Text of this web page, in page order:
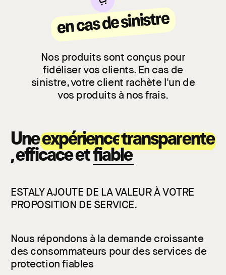
en cas de sinistre
Nos produits sont conçus pour
fidéliser vos clients. En cas de
sinistre, votre client rachète l'un de
vos produits à nos frais.
Uneexpériencetransparente
, efficace etfiable
ESTALY AJOUTE DE LA VALEUR À VOTRE
PROPOSITION DE SERVICE.
Nous répondons à la demande croissante
des consommateurs pour des services de
protection fiables